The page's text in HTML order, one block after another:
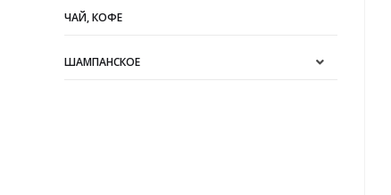
ЧАЙ, КОФЕ
ШАМПАНСКОЕ